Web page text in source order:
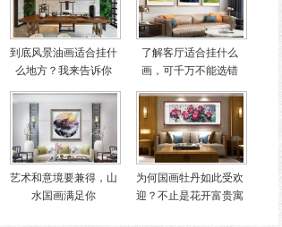
到底风景油画适合挂什
么地方？我来告诉你
了解客厅适合挂什么
画，可千万不能选错
艺术和意境要兼得，山
水国画满足你
为何国画牡丹如此受欢
迎？不止是花开富贵寓